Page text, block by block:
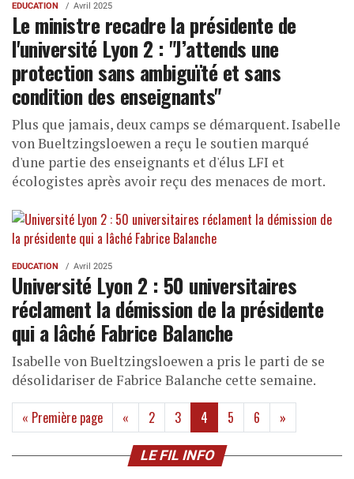
EDUCATION Avril 2025
Le ministre recadre la présidente de
l'université Lyon 2 : "J’attends une
protection sans ambiguïté et sans
condition des enseignants"
Plus que jamais, deux camps se démarquent. Isabelle
von Bueltzingsloewen a reçu le soutien marqué
d'une partie des enseignants et d'élus LFI et
écologistes après avoir reçu des menaces de mort.
EDUCATION Avril 2025
Université Lyon 2 : 50 universitaires
réclament la démission de la présidente
qui a lâché Fabrice Balanche
Isabelle von Bueltzingsloewen a pris le parti de se
désolidariser de Fabrice Balanche cette semaine.
« Première page « 2 3 4 (current)
5 6 »
LE FIL INFO